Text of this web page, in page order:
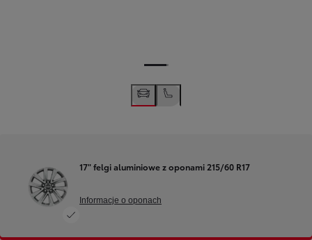
17" felgi aluminiowe z oponami 215/60 R17
Informacje o oponach